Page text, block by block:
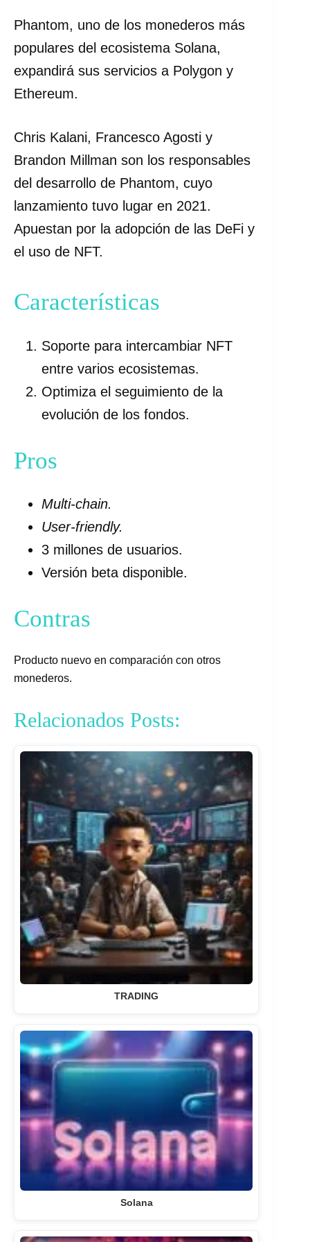
Phantom, uno de los monederos más
populares del ecosistema Solana,
expandirá sus servicios a Polygon y
Ethereum.
Chris Kalani, Francesco Agosti y
Brandon Millman son los responsables
del desarrollo de Phantom, cuyo
lanzamiento tuvo lugar en 2021.
Apuestan por la adopción de las DeFi y
el uso de NFT.
Características
Soporte para intercambiar NFT
entre varios ecosistemas.
Optimiza el seguimiento de la
evolución de los fondos.
Pros
Multi-chain.
User-friendly.
3 millones de usuarios.
Versión beta disponible.
Contras
Producto nuevo en comparación con otros
monederos.
Relacionados Posts:
TRADING
Solana